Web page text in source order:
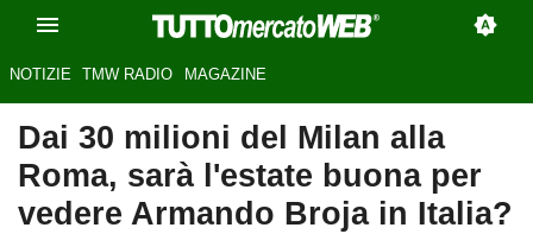
NOTIZIE TMW RADIO MAGAZINE
Dai 30 milioni del Milan alla
Roma, sarà l'estate buona per
vedere Armando Broja in Italia?